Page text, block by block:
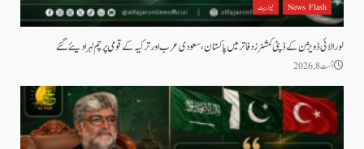
News Flash نیوز بیٹ
لورالائی ڈویژن کے ڈپٹی کمشنرز دفاتر میں پاکستان، سعودی عرب اور ترکیہ کے قومی پرچم لہرا دیئے گئے
اگست 8, 2026